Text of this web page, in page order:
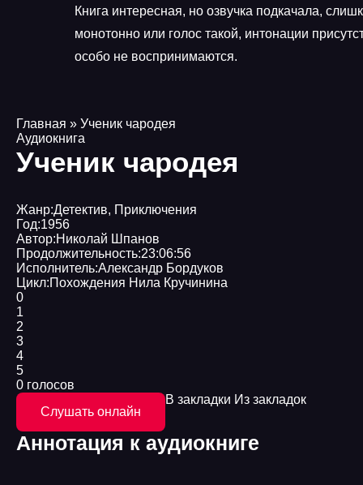
Книга интересная, но озвучка подкачала,
монотонно или голос такой, интонации
особо не воспринимаются.
Главная » Ученик чародея
Аудиокнига
Ученик чародея
Жанр:Детектив, Приключения
Год:1956
Автор:Николай Шпанов
Продолжительность:23:06:56
Исполнитель:Александр Бордуков
Цикл:Похождения Нила Кручинина
0
1
2
3
4
5
0 голосов
Слушать онлайн
В закладки Из закладок
Аннотация к аудиокниге